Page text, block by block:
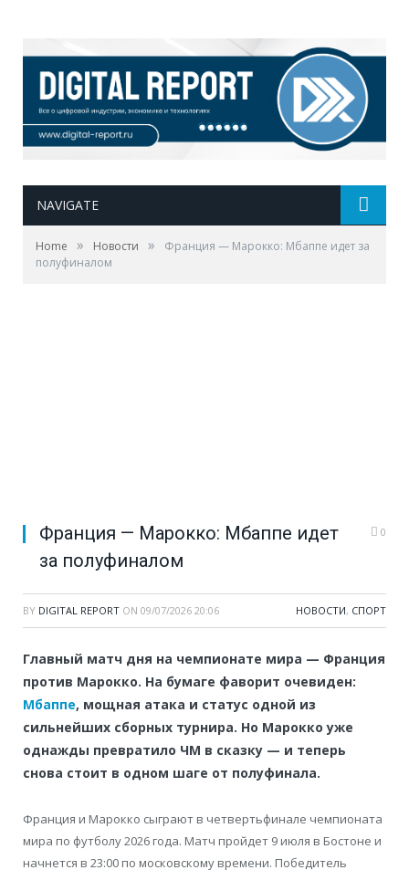
NAVIGATE
Home » Новости »
Франция — Марокко: Мбаппе идет за
полуфиналом
Франция — Марокко: Мбаппе идет
за полуфиналом
0
BY DIGITAL REPORT ON 09/07/2026 20:06 НОВОСТИ, СПОРТ
Главный матч дня на чемпионате мира — Франция
против Марокко. На бумаге фаворит очевиден:
Мбаппе, мощная атака и статус одной из
сильнейших сборных турнира. Но Марокко уже
однажды превратило ЧМ в сказку — и теперь
снова стоит в одном шаге от полуфинала.
Франция и Марокко сыграют в четвертьфинале чемпионата
мира по футболу 2026 года. Матч пройдет 9 июля в Бостоне и
начнется в 23:00 по московскому времени. Победитель